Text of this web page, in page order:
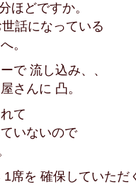
ほどですか。
話になっている
。
で 流し込み、、
さんに 凸。
て
いないので
席を 確保していただ